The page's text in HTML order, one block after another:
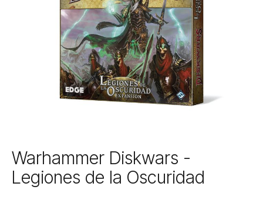
Saltar
al
comienzo
Warhammer Diskwars -
Legiones de la Oscuridad